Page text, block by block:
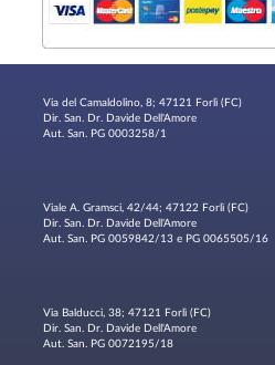
Via del Camaldolino, 8; 47121 Forlì (FC)
Dir. San. Dr. Davide Dell'Amore
Aut. San. PG 0003258/1
Viale A. Gramsci, 42/44; 47122 Forlì (FC)
Dir. San. Dr. Davide Dell'Amore
Aut. San. PG 0059842/13 e PG 0065505/16
Via Balducci, 38; 47121 Forlì (FC)
Dir. San. Dr. Davide Dell'Amore
Aut. San. PG 0072195/18